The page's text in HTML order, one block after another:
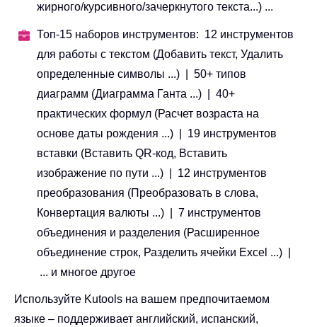
жирного/курсивного/зачеркнутого текста...) ...
Топ-15 наборов инструментов: 12 инструментов
для работы с текстом (Добавить текст, Удалить
определенные символы ...) | 50+ типов
диаграмм (Диаграмма Ганта ...) | 40+
практических формул (Расчет возраста на
основе даты рождения ...) | 19 инструментов
вставки (Вставить QR-код, Вставить
изображение по пути ...) | 12 инструментов
преобразования (Преобразовать в слова,
Конвертация валюты ...) | 7 инструментов
объединения и разделения (Расширенное
объединение строк, Разделить ячейки Excel ...) |
... и многое другое
Используйте Kutools на вашем предпочитаемом
языке – поддерживает английский, испанский,